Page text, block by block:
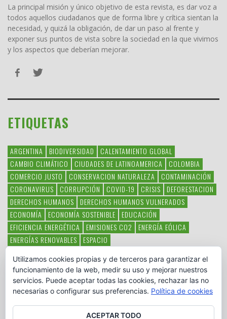
La principal misión y único objetivo de esta revista, es dar voz a
todos aquellos ciudadanos que de forma libre y crítica sientan la
necesidad, y quizá la obligación, de dar un paso al frente y
exponer sus puntos de vista sobre la sociedad en la que vivimos
y los aspectos que deberían mejorar.
ETIQUETAS
ARGENTINA BIODIVERSIDAD
CALENTAMIENTO GLOBAL
CAMBIO CLIMÁTICO
CIUDADES DE LATINOAMERICA
COLOMBIA
COMERCIO JUSTO
CONSERVACION NATURALEZA
CONTAMINACIÓN
CORONAVIRUS
CORRUPCIÓN COVID-19 CRISIS
DEFORESTACION
DERECHOS HUMANOS
DERECHOS HUMANOS VULNERADOS
ECONOMÍA
ECONOMÍA SOSTENIBLE
EDUCACIÓN
EFICIENCIA ENERGÉTICA
EMISIONES CO2
ENERGÍA EÓLICA
ENERGÍAS RENOVABLES
ESPACIO
HAMBRE LATINOAMÉRICA MEDIO AMBIENTE
MÉXICO
OBJETIVOS DEL MILENIO
ONGS PAZ POBREZA POESÍA
POLITICA
PUEBLOS INDÍGENAS RSC RSE
SOBERANÍA ALIMENTARIA
SOLIDARIDAD SOSTENIBILIDAD TECNOLOGÍA VERTIDO PETROLEO
Utilizamos cookies propias y de terceros para garantizar el
funcionamiento de la web, medir su uso y mejorar nuestros
servicios. Puede aceptar todas las cookies, rechazar las no
necesarias o configurar sus preferencias. Política de cookies
ACEPTAR TODO